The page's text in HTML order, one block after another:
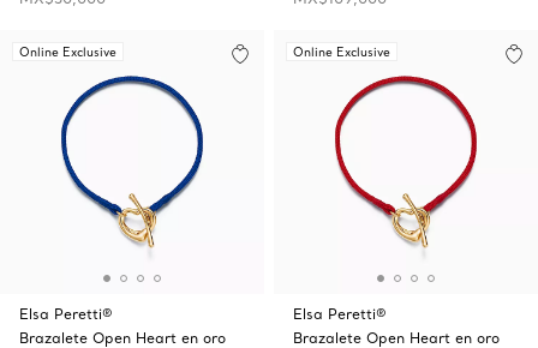
Online Exclusive
Elsa Peretti®
Brazalete Open Heart en oro
Online Exclusive
Elsa Peretti®
Brazalete Open Heart en oro